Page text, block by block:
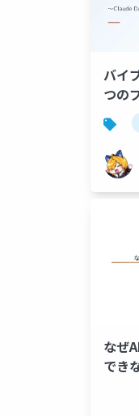
バイ
つの
〜
見直
なぜ
でき